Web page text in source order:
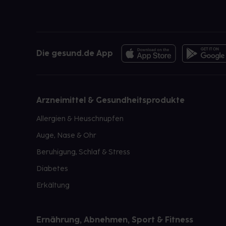
Die gesund.de App
Arzneimittel & Gesundheitsprodukte
Allergien & Heuschnupfen
Auge, Nase & Ohr
Beruhigung, Schlaf & Stress
Diabetes
Erkältung
Ernährung, Abnehmen, Sport & Fitness